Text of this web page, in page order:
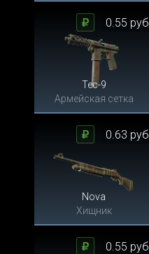
Tec-9
Армейская сетка
0.55 руб
Nova
Хищник
0.63 руб
0.55 руб